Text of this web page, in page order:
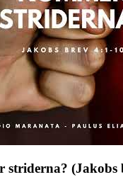
(Jakobs